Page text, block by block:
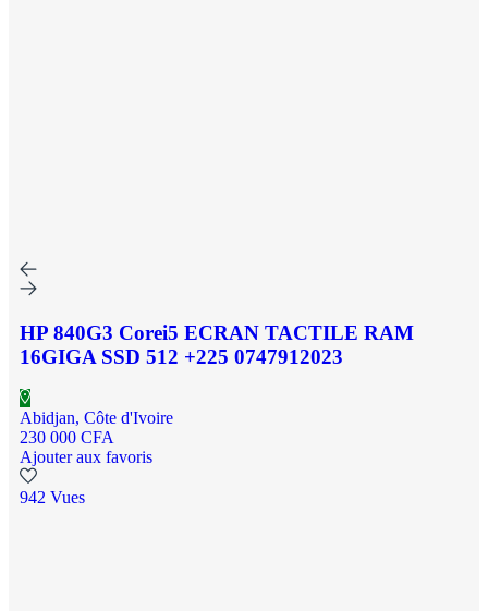
HP 840G3 Corei5 ECRAN TACTILE RAM
16GIGA SSD 512 +225 0747912023
Abidjan, Côte d'Ivoire
230 000 CFA
Ajouter aux favoris
942 Vues